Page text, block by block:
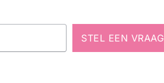
STEL EEN VRAAG